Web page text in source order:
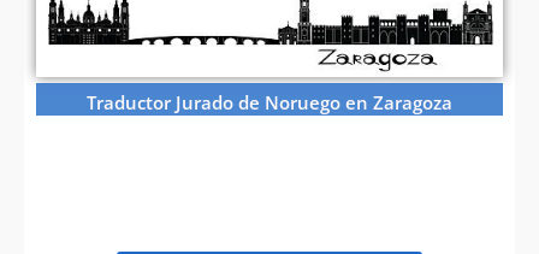
Traductor Jurado de Noruego en Zaragoza